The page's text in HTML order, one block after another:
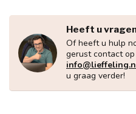
Heeft u
Of heeft u hulp
gerust contact
u graag verder!